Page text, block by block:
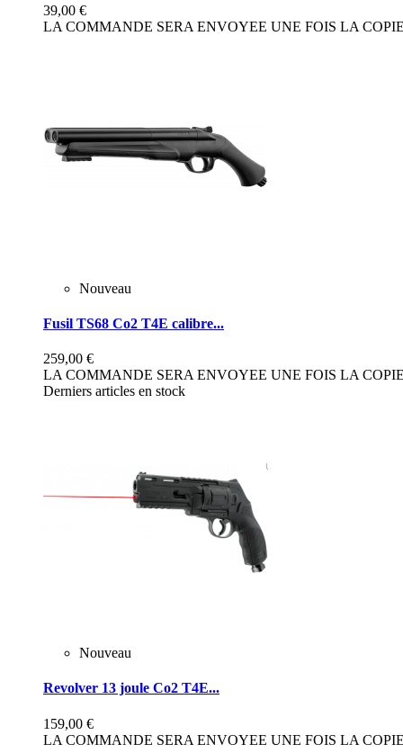
39,00 €
LA COMMANDE SERA ENVOYEE UNE FOIS LA
Nouveau
Fusil TS68 Co2 T4E calibre...
259,00 €
LA COMMANDE SERA ENVOYEE UNE FOIS LA
Derniers articles en stock
Nouveau
Revolver 13 joule Co2 T4E...
159,00 €
LA COMMANDE SERA ENVOYEE UNE FOIS LA